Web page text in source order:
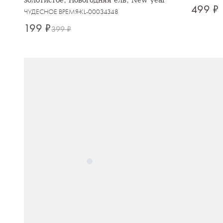
ЧУДЕСНОЕ ВРЕМЯ KL-00034348
199 ₽399 ₽
499 ₽